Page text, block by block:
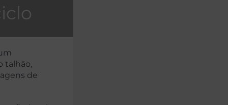
talhão,
de